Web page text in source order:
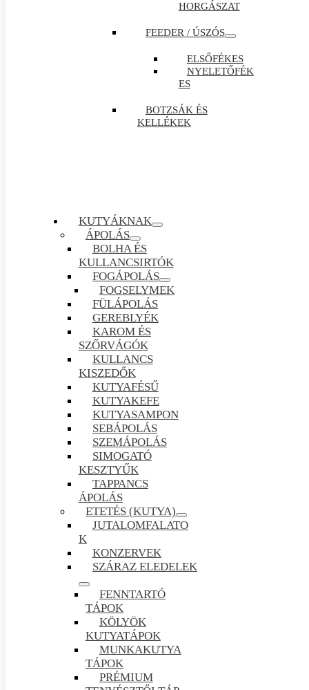
HORGÁSZAT
FEEDER / ÚSZÓS
ELSŐFÉKES
NYELETŐFÉK
ES
BOTZSÁK ÉS
KELLÉKEK
KUTYÁKNAK
ÁPOLÁS
BOLHA ÉS
KULLANCSIRTÓK
FOGÁPOLÁS
FOGSELYMEK
FÜLÁPOLÁS
GEREBLYÉK
KAROM ÉS
SZŐRVÁGÓK
KULLANCS
KISZEDŐK
KUTYAFÉSŰ
KUTYAKEFE
KUTYASAMPON
SEBÁPOLÁS
SZEMÁPOLÁS
SIMOGATÓ
KESZTYŰK
TAPPANCS
ÁPOLÁS
ETETÉS (KUTYA)
JUTALOMFALATO
K
KONZERVEK
SZÁRAZ ELEDELEK
FENNTARTÓ
TÁPOK
KÖLYÖK
KUTYATÁPOK
MUNKAKUTYA
TÁPOK
PRÉMIUM